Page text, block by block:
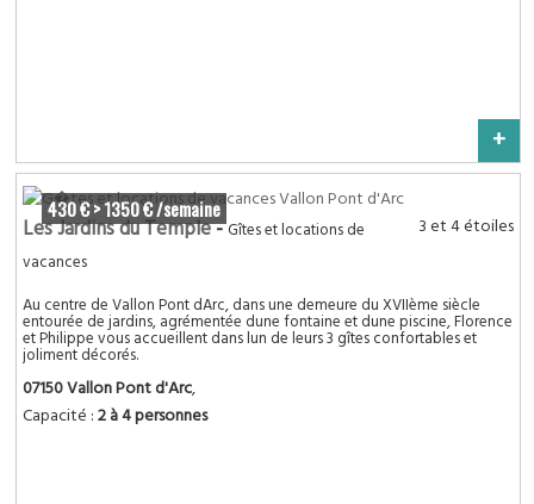
+
430 € > 1350 € /semaine
3 et 4 étoiles
Les Jardins du Temple-Gîtes et locations de
vacances
Au centre de Vallon Pont dArc, dans une demeure du XVIIème siècle
entourée de jardins, agrémentée dune fontaine et dune piscine, Florence
et Philippe vous accueillent dans lun de leurs 3 gîtes confortables et
joliment décorés.
07150 Vallon Pont d'Arc,
Capacité :2 à 4 personnes